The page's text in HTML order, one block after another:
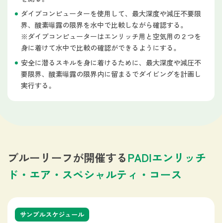
ダイブコンピューターを使用して、最大深度や減圧不要限
界、酸素曝露の限界を水中で比較しながら確認する。
※ダイブコンピューターはエンリッチ用と空気用の２つを
身に着けて水中で比較の確認ができるようにする。
安全に潜るスキルを身に着けるために、最大深度や減圧不
要限界、酸素曝露の限界内に留まるでダイビングを計画し
実行する。
ブルーリーフが開催するPADIエンリッチ
ド・エア・スペシャルティ・コース
サンプルスケジュール